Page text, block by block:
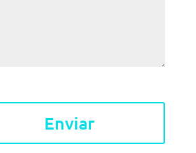
Enviar